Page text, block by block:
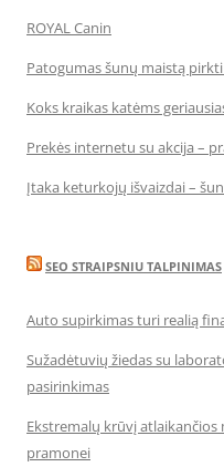
ROYAL Canin
Patogumas šunų maistą
Koks kraikas katėms
Prekės internetu su akcija –
Įtaka keturkojų išvaizdai –
SEO STRAIPSNIU TALPINIMAS
Auto supirkimas turi realią
Sužadėtuvių žiedas su
pasirinkimas
Ekstremalų krūvį atlaikančios
pramonei